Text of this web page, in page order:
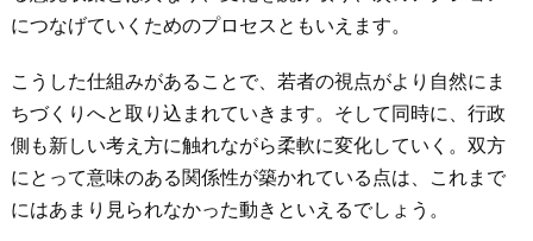
につなげていくためのプロセスともいえます。
こうした仕組みがあることで、若者の視点がより自然にま
ちづくりへと取り込まれていきます。そして同時に、行政
側も新しい考え方に触れながら柔軟に変化していく。双方
にとって意味のある関係性が築かれている点は、これまで
にはあまり見られなかった動きといえるでしょう。